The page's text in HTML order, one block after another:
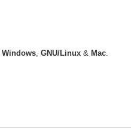
Windows GNU/Linux & Mac